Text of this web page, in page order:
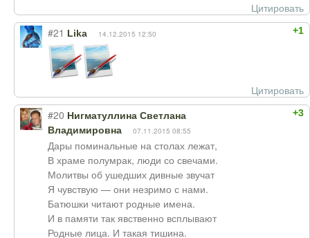
Цитировать
+1
#21 Lika 14.12.2015 12:50
Цитировать
+3
#20 Нигматуллина Светлана
Владимировна
07.11.2015 08:55
Дары поминальные на столах лежат,
В храме полумрак, люди со свечами.
Молитвы об ушедших дивные звучат
Я чувствую — они незримо с нами.
Батюшки читают родные имена.
И в памяти так явственно всплывают
Родные лица. И такая тишина.